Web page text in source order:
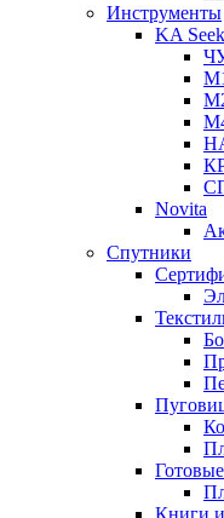
Инструменты
KA
Novita
Спутники
Книги